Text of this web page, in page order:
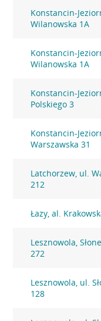
Konstancin-
Wilanowska 1A
Konstancin-
Wilanowska 1A
Konstancin-
Polskiego 3
Konstancin-
Warszawska 31
Latchorzew, ul.
212
Łazy, al.
Lesznowola,
272
Lesznowola, ul.
128